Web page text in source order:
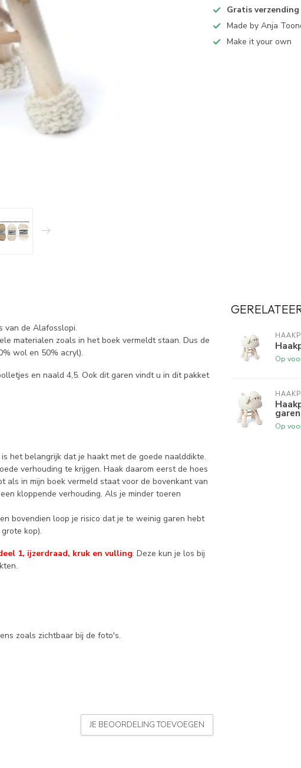
Gratis verzending
Made by Anja
Make it your own
van de Alafosslopi.
materialen zoals in het boek vermeldt staan. Dus de
wol en 50% acryl).
en naald 4,5. Ook dit garen vindt u in dit pakket
het belangrijk dat je haakt met de goede naalddikte.
verhouding te krijgen. Haak daarom eerst de hoes
in mijn boek vermeld staat voor de bovenkant van
kloppende verhouding. Als je minder toeren
bovendien loop je risico dat je te weinig garen hebt
kop).
1, ijzerdraad, kruk en vulling. Deze kun je los bij
zoals zichtbaar bij de foto's.
JE BEOORDELING TOEVOEGEN
Op
Op